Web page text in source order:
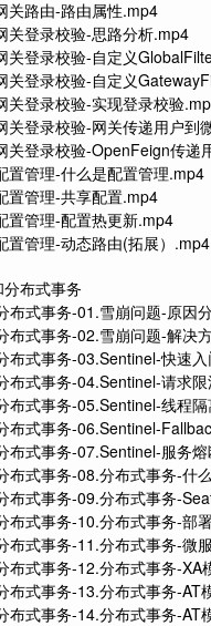
路由-路由属性.mp4
登录校验-思路分析.mp4
登录校验-自定义
登录校验-自定义
登录校验-实现登录校验
登录校验-网关传递用户到
登录校验-OpenFeign传递
管理-什么是配置管理.mp4
管理-共享配置.mp4
管理-配置热更新.mp4
管理-动态路由(拓展）.mp4
布式事务
式事务-01.雪崩问题-原因
式事务-02.雪崩问题-解决
式事务-03.Sentinel-快速入
式事务-04.Sentinel-请求限
式事务-05.Sentinel-线程隔
式事务-06.Sentinel-
式事务-07.Sentinel-服务熔
式事务-08.分布式事务-什
式事务-09.分布式事务-
式事务-10.分布式事务-部
式事务-11.分布式事务-微
式事务-12.分布式事务-XA
式事务-13.分布式事务-AT
式事务-14.分布式事务-AT